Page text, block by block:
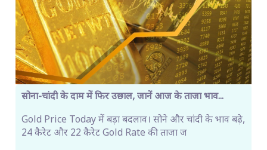
सोना-चांदी के दाम में फिर उछाल, जानें आज के ताजा भाव...
Gold Price Today में बड़ा बदलाव। सोने और चांदी के भाव बढ़े,
24 कैरेट और 22 कैरेट Gold Rate की ताजा ज